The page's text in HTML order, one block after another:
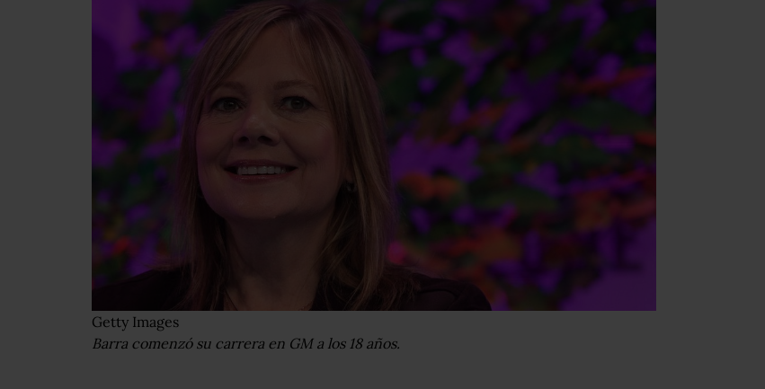
Getty Images
Barra comenzó su carrera en GM a los 18 años.